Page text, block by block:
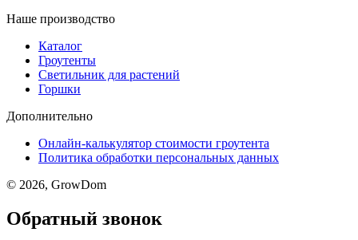
Наше производство
Каталог
Гроутенты
Светильник для растений
Горшки
Дополнительно
Онлайн-калькулятор стоимости гроутента
Политика обработки персональных данных
© 2026, GrowDom
Обратный звонок